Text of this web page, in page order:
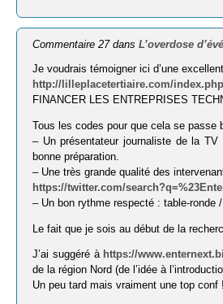
Commentaire 27 dansL’overdose
Je voudrais témoigner ici d’une
http://lilleplacetertiaire.com/
FINANCER LES ENTREPRISES
Tous les codes pour que cela se passe
– Un présentateur journaliste de la
bonne préparation.
– Une très grande qualité des
https://twitter.com/
– Un bon rythme respecté : table-
Le fait que je sois au début de la
J’ai suggéré à https://
de la région Nord (de l’idée à
Un peu tard mais vraiment une top conf !